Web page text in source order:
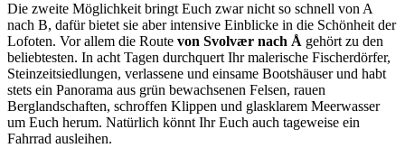
Die zweite Möglichkeit bringt Euch zwar nicht so schnell von A
nach B, dafür bietet sie aber intensive Einblicke in die Schönheit der
Lofoten. Vor allem die Route von Svolvær nach Å gehört zu den
beliebtesten. In acht Tagen durchquert Ihr malerische Fischerdörfer,
Steinzeitsiedlungen, verlassene und einsame Bootshäuser und habt
stets ein Panorama aus grün bewachsenen Felsen, rauen
Berglandschaften, schroffen Klippen und glasklarem Meerwasser
um Euch herum. Natürlich könnt Ihr Euch auch tageweise ein
Fahrrad ausleihen.